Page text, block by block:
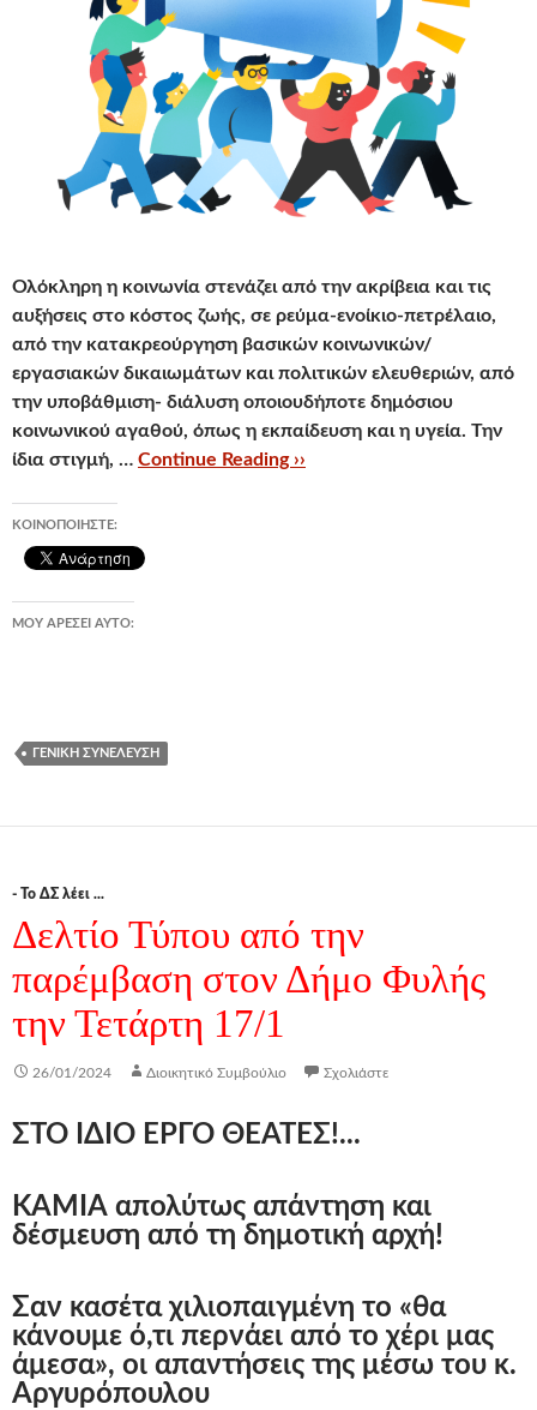
Ολόκληρη η κοινωνία στενάζει από την ακρίβεια και τις
αυξήσεις στο κόστος ζωής, σε ρεύμα-ενοίκιο-πετρέλαιο,
από την κατακρεούργηση βασικών κοινωνικών/
εργασιακών δικαιωμάτων και πολιτικών ελευθεριών, από
την υποβάθμιση- διάλυση οποιουδήποτε δημόσιου
κοινωνικού αγαθού, όπως η εκπαίδευση και η υγεία. Την
ίδια στιγμή, … Continue Reading ››
ΚΟΙΝΟΠΟΙΉΣΤΕ:
ΜΟΥ ΑΡΈΣΕΙ ΑΥΤΌ:
ΓΕΝΙΚΉ ΣΥΝΈΛΕΥΣΗ
- Το ΔΣ λέει ...
Δελτίο Τύπου από την
παρέμβαση στον Δήμο Φυλής
την Τετάρτη 17/1
26/01/2024 Διοικητικό Συμβούλιο Σχολιάστε
ΣΤΟ ΙΔΙΟ ΕΡΓΟ ΘΕΑΤΕΣ!...
ΚΑΜΙΑ απολύτως απάντηση και
δέσμευση από τη δημοτική αρχή!
Σαν κασέτα χιλιοπαιγμένη το «θα
κάνουμε ό,τι περνάει από το χέρι μας
άμεσα», οι απαντήσεις της μέσω του κ.
Αργυρόπουλου